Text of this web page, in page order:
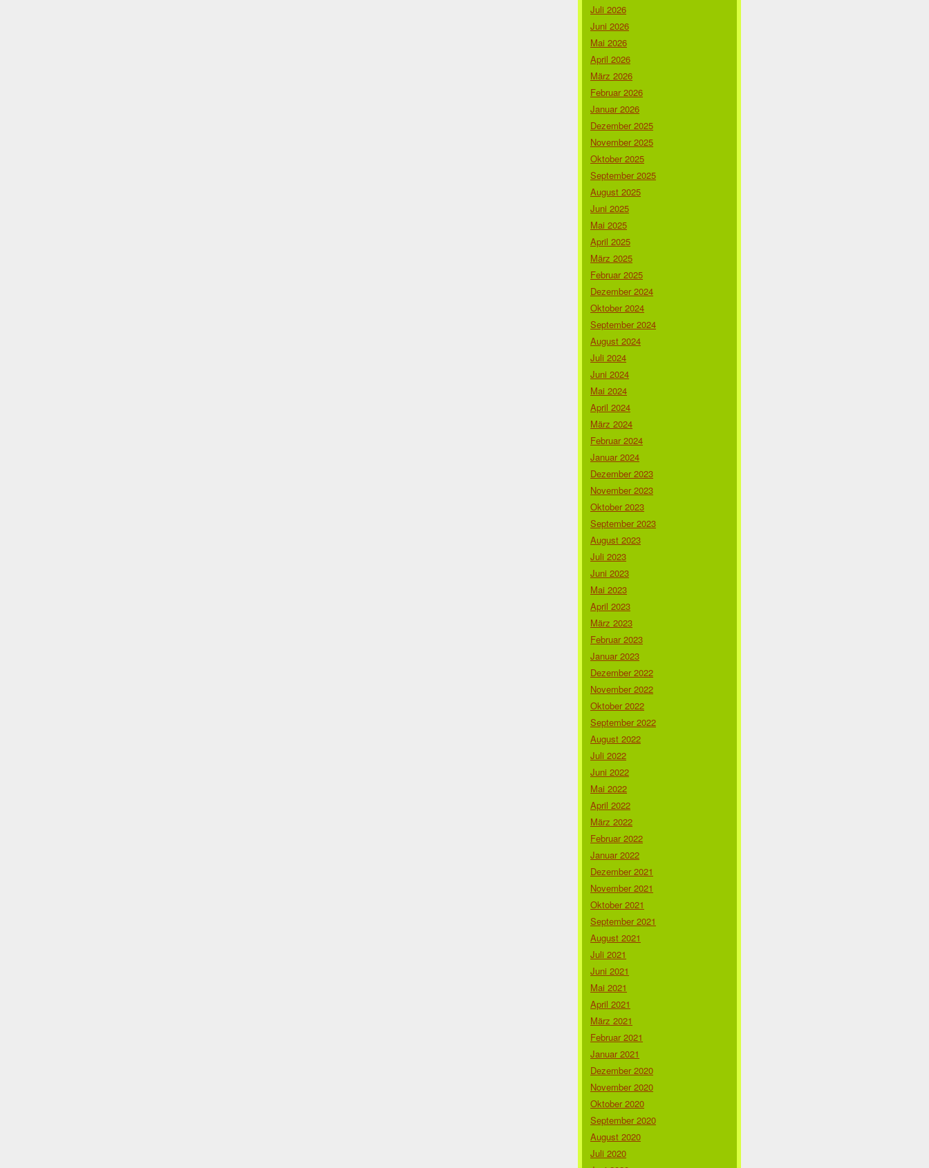
Juli 2026
Juni 2026
Mai 2026
April 2026
März 2026
Februar 2026
Januar 2026
Dezember 2025
November 2025
Oktober 2025
September 2025
August 2025
Juni 2025
Mai 2025
April 2025
März 2025
Februar 2025
Dezember 2024
Oktober 2024
September 2024
August 2024
Juli 2024
Juni 2024
Mai 2024
April 2024
März 2024
Februar 2024
Januar 2024
Dezember 2023
November 2023
Oktober 2023
September 2023
August 2023
Juli 2023
Juni 2023
Mai 2023
April 2023
März 2023
Februar 2023
Januar 2023
Dezember 2022
November 2022
Oktober 2022
September 2022
August 2022
Juli 2022
Juni 2022
Mai 2022
April 2022
März 2022
Februar 2022
Januar 2022
Dezember 2021
November 2021
Oktober 2021
September 2021
August 2021
Juli 2021
Juni 2021
Mai 2021
April 2021
März 2021
Februar 2021
Januar 2021
Dezember 2020
November 2020
Oktober 2020
September 2020
August 2020
Juli 2020